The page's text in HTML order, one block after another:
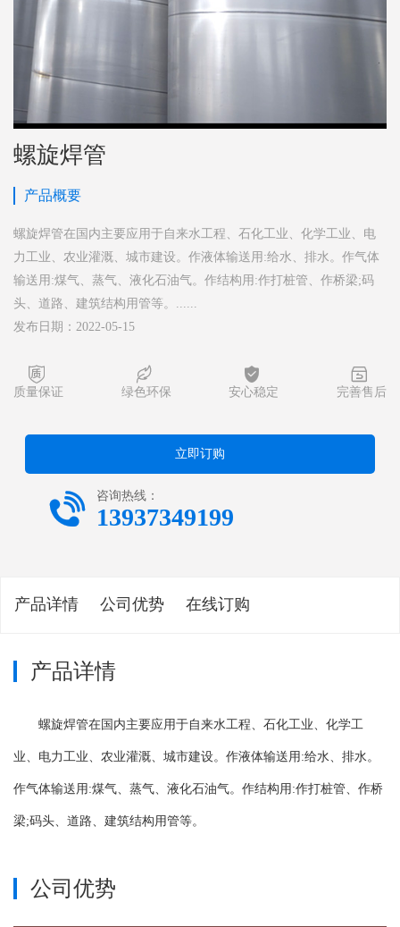
螺旋焊管
产品概要
螺旋焊管在国内主要应用于自来水工程、石化工业、化学工业、电
力工业、农业灌溉、城市建设。作液体输送用:给水、排水。作气体
输送用:煤气、蒸气、液化石油气。作结构用:作打桩管、作桥梁;码
头、道路、建筑结构用管等。......
发布日期：2022-05-15

质量保证

绿色环保

安心稳定

完善售后
立即订购
 咨询热线：
13937349199
产品详情 公司优势 在线订购
产品详情
螺旋焊管在国内主要应用于自来水工程、石化工业、化学工
业、电力工业、农业灌溉、城市建设。作液体输送用:给水、排水。
作气体输送用:煤气、蒸气、液化石油气。作结构用:作打桩管、作桥
梁;码头、道路、建筑结构用管等。
公司优势